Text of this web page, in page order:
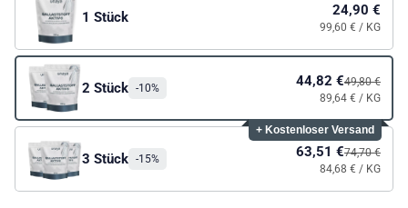
1 Stück 24,90 €
99,60 € / KG
2 Stück -10% 44,82 €49,80 €
89,64 € / KG
+ Kostenloser Versand
3 Stück -15% 63,51 €74,70 €
84,68 € / KG